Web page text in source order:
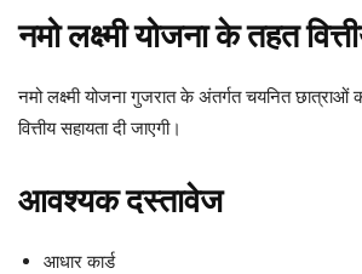
नमो लक्ष्मी योजना के तहत
नमो लक्ष्मी योजना गुजरात के अंतर्गत चयनित
वित्तीय सहायता दी जाएगी।
आवश्यक दस्तावेज
आधार कार्ड